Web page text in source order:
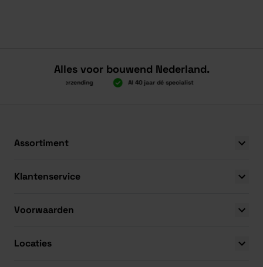
Alles voor bouwend Nederland.
2.000 gratis verzending Al 40 jaar dé specialist
Assortiment
Klantenservice
Voorwaarden
Locaties